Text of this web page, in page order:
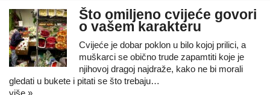
Što omiljeno cvijeće govori
o vašem karakteru
Cvijeće je dobar poklon u bilo kojoj prilici, a
muškarci se obično trude zapamtiti koje je
njihovoj dragoj najdraže, kako ne bi morali
gledati u bukete i pitati se što trebaju…
više »